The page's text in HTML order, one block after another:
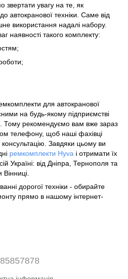
увагу на те, як
автокранової техніки. Саме від
використання надалі набору.
наявності такого комплекту:
для автокранової
на будь-якому підприємстві
Тому рекомендуємо вам вже зараз
телефону, щоб наші фахівці
Завдяки цьому ви
ремкомплекти Hyva і отримати їх
Україні: від Дніпра, Тернополя та
дорогої техніки - обирайте
прямо в нашому інтернет-